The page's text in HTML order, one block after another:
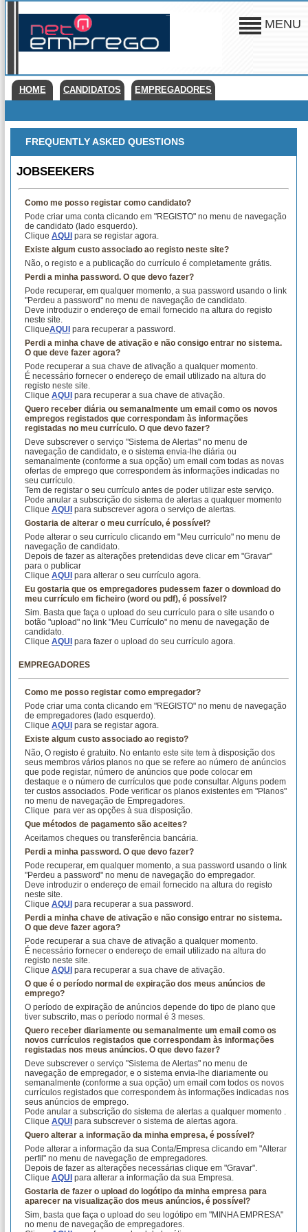
MENU
HOME CANDIDATOS EMPREGADORES
FREQUENTLY ASKED QUESTIONS
JOBSEEKERS
Como me posso registar como candidato?
Pode criar uma conta clicando em "REGISTO" no menu de navegação
de candidato (lado esquerdo).
Clique AQUI para se registar agora.
Existe algum custo associado ao registo neste site?
Não, o registo e a publicação do currículo é completamente grátis.
Perdi a minha password. O que devo fazer?
Pode recuperar, em qualquer momento, a sua password usando o link
"Perdeu a password" no menu de navegação de candidato.
Deve introduzir o endereço de email fornecido na altura do registo
neste site.
CliqueAQUI para recuperar a password.
Perdi a minha chave de ativação e não consigo entrar no sistema.
O que deve fazer agora?
Pode recuperar a sua chave de ativação a qualquer momento.
É necessário fornecer o endereço de email utilizado na altura do
registo neste site.
Clique AQUI para recuperar a sua chave de ativação.
Quero receber diária ou semanalmente um email como os novos
empregos registados que correspondam às informações
registadas no meu currículo. O que devo fazer?
Deve subscrever o serviço "Sistema de Alertas" no menu de
navegação de candidato, e o sistema envia-lhe diária ou
semanalmente (conforme a sua opção) um email com todas as novas
ofertas de emprego que correspondem às informações indicadas no
seu currículo.
Tem de registar o seu currículo antes de poder utilizar este serviço.
Pode anular a subscrição do sistema de alertas a qualquer momento
Clique AQUI para subscrever agora o serviço de alertas.
Gostaria de alterar o meu currículo, é possível?
Pode alterar o seu currículo clicando em "Meu currículo" no menu de
navegação de candidato.
Depois de fazer as alterações pretendidas deve clicar em "Gravar"
para o publicar
Clique AQUI para alterar o seu currículo agora.
Eu gostaria que os empregadores pudessem fazer o download do
meu currículo em ficheiro (word ou pdf), é possível?
Sim. Basta que faça o upload do seu currículo para o site usando o
botão "upload" no link "Meu Currículo" no menu de navegação de
candidato.
Clique AQUI para fazer o upload do seu currículo agora.
EMPREGADORES
Como me posso registar como empregador?
Pode criar uma conta clicando em "REGISTO" no menu de navegação
de empregadores (lado esquerdo).
Clique AQUI para se registar agora.
Existe algum custo associado ao registo?
Não, O registo é gratuito. No entanto este site tem à disposição dos
seus membros vários planos no que se refere ao número de anúncios
que pode registar, número de anúncios que pode colocar em
destaque e o número de currículos que pode consultar. Alguns podem
ter custos associados. Pode verificar os planos existentes em "Planos"
no menu de navegação de Empregadores.
Clique para ver as opções à sua disposição.
Que métodos de pagamento são aceites?
Aceitamos cheques ou transferência bancária.
Perdi a minha password. O que devo fazer?
Pode recuperar, em qualquer momento, a sua password usando o link
"Perdeu a password" no menu de navegação do empregador.
Deve introduzir o endereço de email fornecido na altura do registo
neste site.
Clique AQUI para recuperar a sua password.
Perdi a minha chave de ativação e não consigo entrar no sistema.
O que deve fazer agora?
Pode recuperar a sua chave de ativação a qualquer momento.
É necessário fornecer o endereço de email utilizado na altura do
registo neste site.
Clique AQUI para recuperar a sua chave de ativação.
O que é o período normal de expiração dos meus anúncios de
emprego?
O período de expiração de anúncios depende do tipo de plano que
tiver subscrito, mas o período normal é 3 meses.
Quero receber diariamente ou semanalmente um email como os
novos currículos registados que correspondam às informações
registadas nos meus anúncios. O que devo fazer?
Deve subscrever o serviço "Sistema de Alertas" no menu de
navegação de empregador, e o sistema envia-lhe diariamente ou
semanalmente (conforme a sua opção) um email com todos os novos
currículos registados que correspondem às informações indicadas nos
seus anúncios de emprego.
Pode anular a subscrição do sistema de alertas a qualquer momento .
Clique AQUI para subscrever o sistema de alertas agora.
Quero alterar a informação da minha empresa, é possível?
Pode alterar a informação da sua Conta/Empresa clicando em "Alterar
perfil" no menu de navegação de empregadores.
Depois de fazer as alterações necessárias clique em "Gravar".
Clique AQUI para alterar a informação da sua Empresa.
Gostaria de fazer o upload do logótipo da minha empresa para
aparecer na visualização dos meus anúncios, é possível?
Sim, basta que faça o upload do seu logótipo em "MINHA EMPRESA"
no menu de navegação de empregadores.